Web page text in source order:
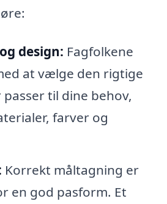
design: Fagfolkene
at vælge den rigtige
til dine behov,
farver og
Korrekt måltagning er
en god pasform. Et